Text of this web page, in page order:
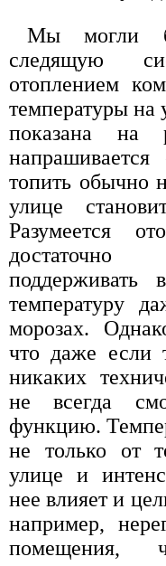
Мы могли
следящую
отоплением
температуры на
показана
топить обычно
улице
Разумеется
поддерживать
температуру
морозах.
что даже если
никаких
не всегда
функцию.
не только от
улице и
нее влияет и
например,
помещения,